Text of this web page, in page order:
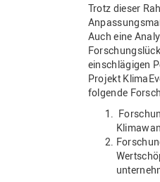
Trotz dieser
Auch eine
einschlägigen
Projekt
folgende